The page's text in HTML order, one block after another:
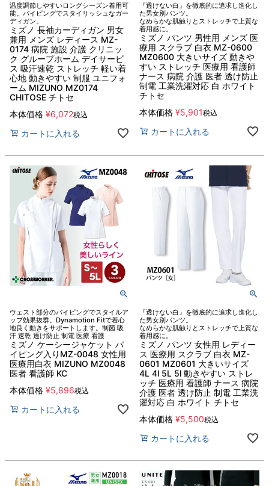
温度調節しやすいロングシーズン着用可
能。パイピングでスタイリッシュなガー
ディガン。
ミズノ 長袖カーディガン 男女
兼用 メンズ レディース MZ-
0174 病院 施設 介護 クリニッ
ク グループホーム デイサービ
ス 吸汗速乾 ストレッチ 軽い着
心地 動きやすい 制服 ユニフォ
ーム MIZUNO MZ0174
CHITOSE チトセ
本体価格 ¥6,072税込
カートに入れる
『透けない白』を徹底的に追求し進化し
た男女別パンツ。
なめらかな肌触りとストレッチで上質な
着用感に。
ミズノ パンツ 男性用 メンズ 医
療用 スクラブ 白衣 MZ-0600
MZ0600 大きいサイズ 動きや
すい ストレッチ 医療用 看護師
ナース 病院 介護 医者 透け防止
制電 工業洗濯対応 白 ホワイト
チトセ
本体価格 ¥5,901税込
カートに入れる
ウェスト部分のパイピングでスタイルア
ップ効果抜群。Dynamotion Fitで着心
地良く動きをサポートします。制菌 吸
汗 速乾 透け防止 制電 医療 看護
ミズノ ケーシージャケット パ
イピング入りMZ-0048 女性用
医療用白衣 MIZUNO MZ0048
医者 看護師 KC
本体価格 ¥5,896税込
カートに入れる
『透けない白』を徹底的に追求し進化し
た男女別パンツ。
なめらかな肌触りとストレッチで上質な
着用感に。
ミズノ パンツ 女性用 レディー
ス 医療用 スクラブ 白衣 MZ-
0601 MZ0601 大きいサイズ
4L 4l 5L 5l 動きやすい ストレ
ッチ 医療用 看護師 ナース 病院
介護 医者 透け防止 制電 工業洗
濯対応 白 ホワイト チトセ
本体価格 ¥5,500税込
カートに入れる